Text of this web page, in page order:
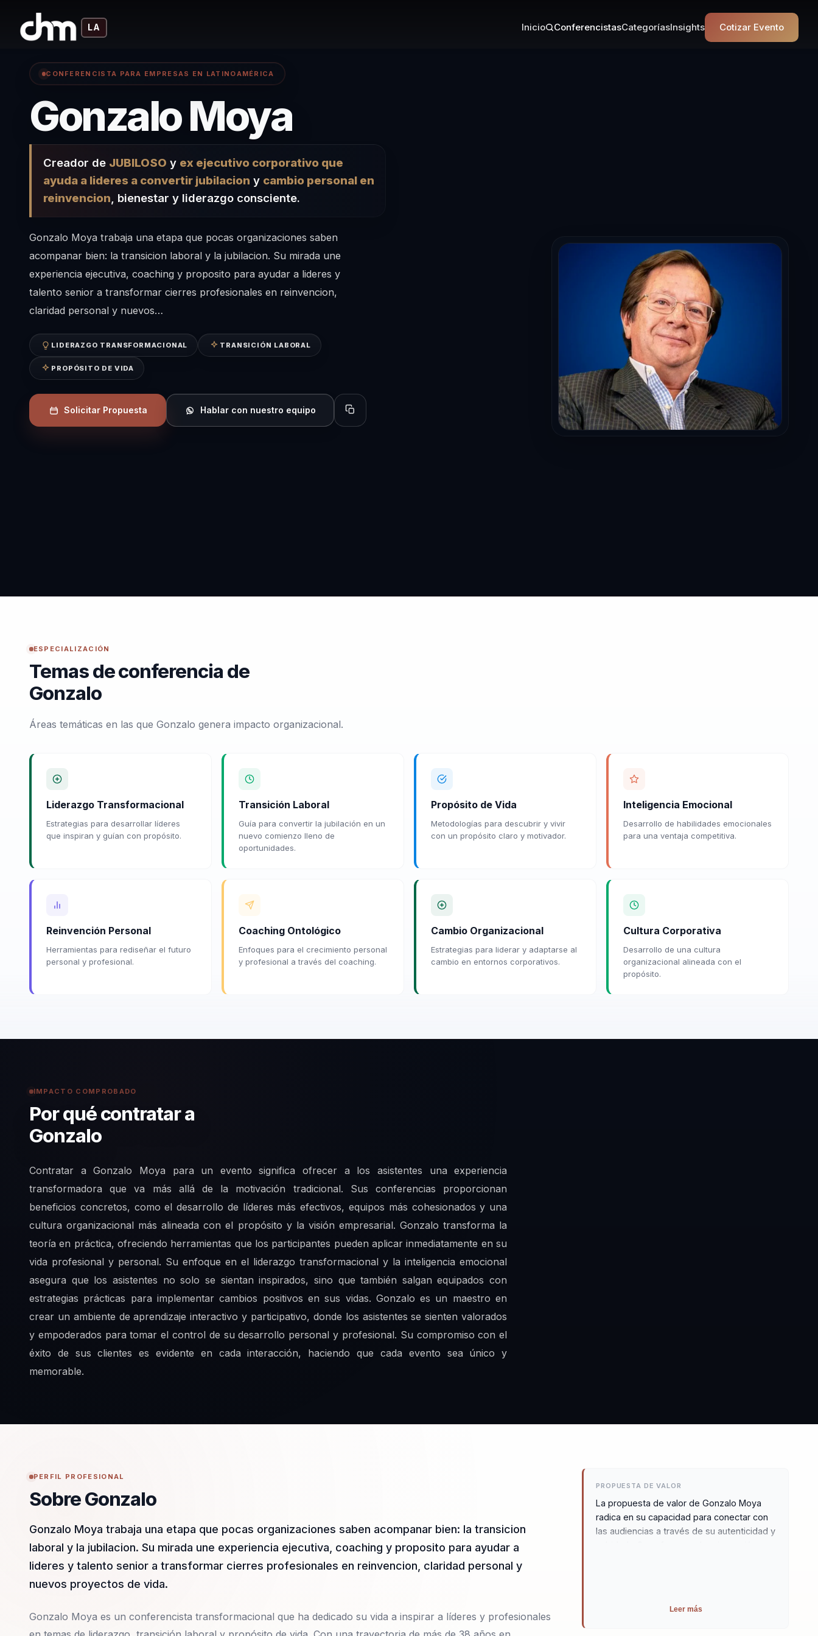
LA Inicio ConferencistasCategoríasInsights Cotizar Evento
CONFERENCISTA PARA EMPRESAS EN LATINOAMÉRICA
Gonzalo Moya– Conferencista en
Creador de JUBILOSO y ex ejecutivo corporativo que
ayuda a lideres a convertir jubilacion y cambio personal en
reinvencion , bienestar y liderazgo consciente.
Gonzalo Moya trabaja una etapa que pocas organizaciones saben
acompanar bien: la transicion laboral y la jubilacion. Su mirada une
experiencia ejecutiva, coaching y proposito para ayudar a lideres y
talento senior a transformar cierres profesionales en reinvencion,
claridad personal y nuevos…
LIDERAZGO TRANSFORMACIONAL TRANSICIÓN LABORAL
PROPÓSITO DE VIDA
Solicitar Propuesta Hablar con nuestro equipo Copiar perfil para compartir
ESPECIALIZACIÓN
Temas de conferencia de
Gonzalo
Áreas temáticas en las que Gonzalo genera impacto organizacional.
Liderazgo Transformacional
Estrategias para desarrollar líderes
que inspiran y guían con propósito.
Transición Laboral
Guía para convertir la jubilación en un
nuevo comienzo lleno de
oportunidades.
Propósito de Vida
Metodologías para descubrir y vivir
con un propósito claro y motivador.
Inteligencia Emocional
Desarrollo de habilidades emocionales
para una ventaja competitiva.
Reinvención Personal
Herramientas para rediseñar el futuro
personal y profesional.
Coaching Ontológico
Enfoques para el crecimiento personal
y profesional a través del coaching.
Cambio Organizacional
Estrategias para liderar y adaptarse al
cambio en entornos corporativos.
Cultura Corporativa
Desarrollo de una cultura
organizacional alineada con el
propósito.
IMPACTO COMPROBADO
Por qué contratar a
Gonzalo
Contratar a Gonzalo Moya para un evento significa ofrecer a los asistentes una experiencia
transformadora que va más allá de la motivación tradicional. Sus conferencias proporcionan
beneficios concretos, como el desarrollo de líderes más efectivos, equipos más cohesionados y una
cultura organizacional más alineada con el propósito y la visión empresarial. Gonzalo transforma la
teoría en práctica, ofreciendo herramientas que los participantes pueden aplicar inmediatamente en su
vida profesional y personal. Su enfoque en el liderazgo transformacional y la inteligencia emocional
asegura que los asistentes no solo se sientan inspirados, sino que también salgan equipados con
estrategias prácticas para implementar cambios positivos en sus vidas. Gonzalo es un maestro en
crear un ambiente de aprendizaje interactivo y participativo, donde los asistentes se sienten valorados
y empoderados para tomar el control de su desarrollo personal y profesional. Su compromiso con el
éxito de sus clientes es evidente en cada interacción, haciendo que cada evento sea único y
memorable.
PERFIL PROFESIONAL
Sobre Gonzalo
Gonzalo Moya trabaja una etapa que pocas organizaciones saben acompanar bien: la transicion
laboral y la jubilacion. Su mirada une experiencia ejecutiva, coaching y proposito para ayudar a
lideres y talento senior a transformar cierres profesionales en reinvencion, claridad personal y
nuevos proyectos de vida.
Gonzalo Moya es un conferencista transformacional que ha dedicado su vida a inspirar a líderes y profesionales
PROPUESTA DE VALOR
La propuesta de valor de Gonzalo Moya
radica en su capacidad para conectar con
las audiencias a través de su autenticidad y
y herramientas de coaching ontológico
Leer más